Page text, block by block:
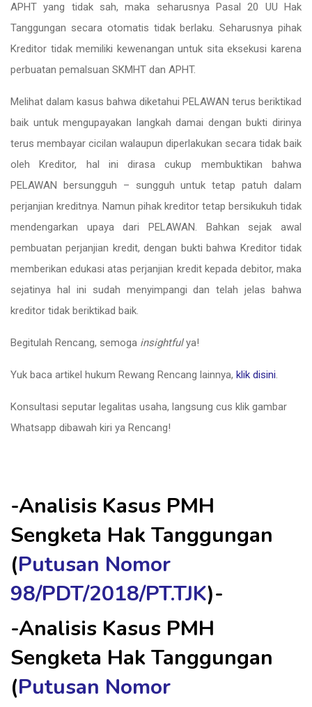
APHT yang tidak sah, maka seharusnya Pasal 20 UU Hak
Tanggungan secara otomatis tidak berlaku. Seharusnya pihak
Kreditor tidak memiliki kewenangan untuk sita eksekusi karena
perbuatan pemalsuan SKMHT dan APHT.
Melihat dalam kasus bahwa diketahui PELAWAN terus beriktikad
baik untuk mengupayakan langkah damai dengan bukti dirinya
terus membayar cicilan walaupun diperlakukan secara tidak baik
oleh Kreditor, hal ini dirasa cukup membuktikan bahwa
PELAWAN bersungguh – sungguh untuk tetap patuh dalam
perjanjian kreditnya. Namun pihak kreditor tetap bersikukuh tidak
mendengarkan upaya dari PELAWAN. Bahkan sejak awal
pembuatan perjanjian kredit, dengan bukti bahwa Kreditor tidak
memberikan edukasi atas perjanjian kredit kepada debitor, maka
sejatinya hal ini sudah menyimpangi dan telah jelas bahwa
kreditor tidak beriktikad baik.
Begitulah Rencang, semoga insightfulya!
Yuk baca artikel hukum Rewang Rencang lainnya, klik disini.
Konsultasi seputar legalitas usaha, langsung cus klik gambar
Whatsapp dibawah kiri ya Rencang!
-Analisis Kasus PMH
Sengketa Hak Tanggungan
(Putusan Nomor
98/PDT/2018/PT.TJK)-
-Analisis Kasus PMH
Sengketa Hak Tanggungan
(Putusan Nomor